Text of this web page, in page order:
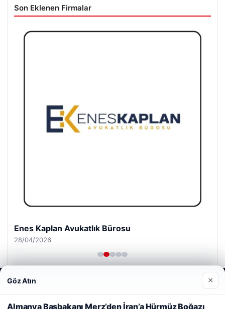
Son Eklenen Firmalar
Enes Kaplan Avukatlık Bürosu
28/04/2026
Web sitemizi nasıl kullandığınızı daha iyi anlayabilmek,
deneyiminizi kişiselleştirmek ve geliştirmek amacıyla çerezler
kullanıyoruz.
Çerez Politikamız
Göz Atın ×
Almanya Başbakanı Merz’den İran’a Hürmüz Boğazı